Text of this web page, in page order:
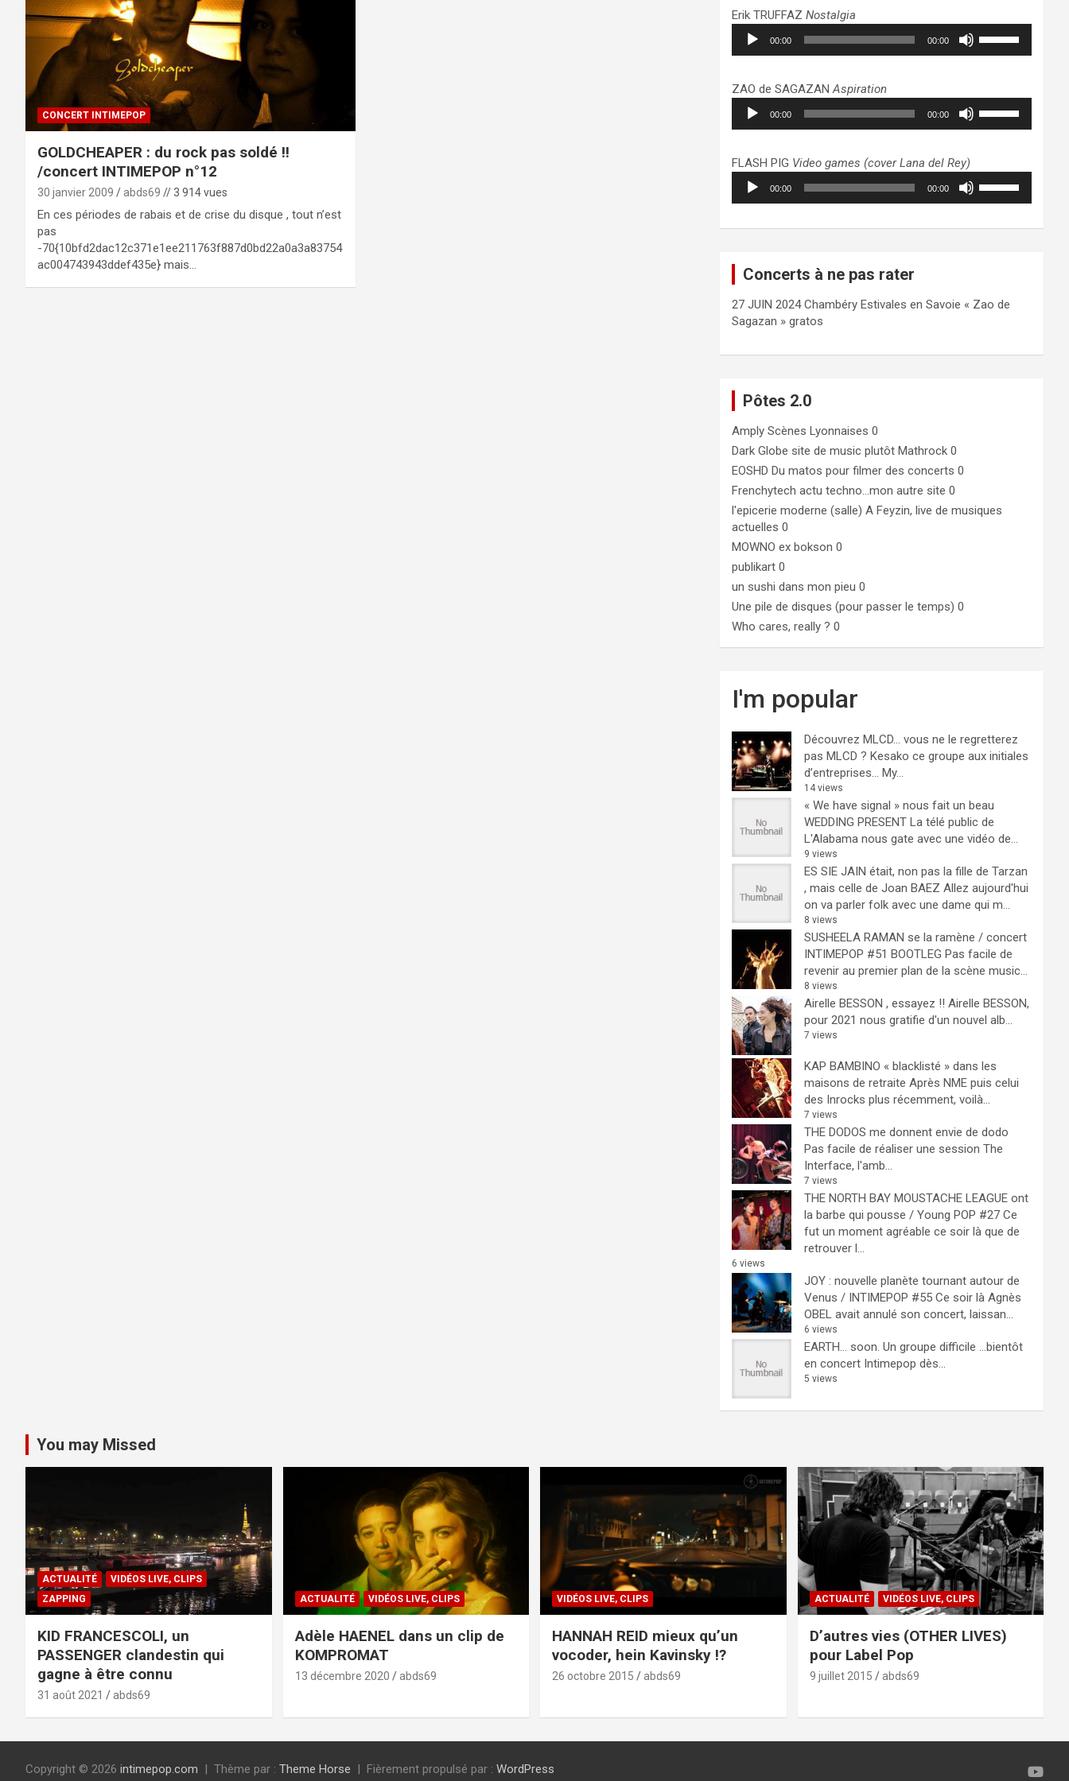
CONCERT INTIMEPOP
GOLDCHEAPER : du rock pas soldé !!
/concert INTIMEPOP n°12
30 janvier 2009 abds69 // 3 914 vues
En ces périodes de rabais et de crise du disque , tout n’est
pas
-70{10bfd2dac12c371e1ee211763f887d0bd22a0a3a83754
ac004743943ddef435e} mais…
pour
augmenter
ou
volume.
Erik TRUFFAZNostalgia
Lecteur
audio
00:00 00:00
pour
augmenter
ou
volume.
ZAO de SAGAZANAspiration
Lecteur
audio
00:00 00:00
pour
augmenter
ou
FLASH PIG Video games (cover Lana del Rey)
Lecteur
audio
00:00 00:00
haut/bas
le
Concerts à ne pas rater
27 JUIN 2024 Chambéry Estivales en Savoie « Zao de
Sagazan » gratos
Pôtes 2.0
Amply Scènes Lyonnaises 0
Dark Globe site de music plutôt Mathrock 0
EOSHD Du matos pour filmer des concerts 0
Frenchytech actu techno…mon autre site 0
l'epicerie moderne (salle) A Feyzin, live de musiques
actuelles 0
MOWNO ex bokson 0
publikart 0
un sushi dans mon pieu 0
Une pile de disques (pour passer le temps) 0
Who cares, really ? 0
I'm popular
Découvrez MLCD… vous ne le regretterez
pas MLCD ? Kesako ce groupe aux initiales
d’entreprises… My...
14 views
« We have signal » nous fait un beau
WEDDING PRESENT La télé public de
L'Alabama nous gate avec une vidéo de...
9 views
ES SIE JAIN était, non pas la fille de Tarzan
, mais celle de Joan BAEZ Allez aujourd'hui
on va parler folk avec une dame qui m...
8 views
SUSHEELA RAMAN se la ramène / concert
INTIMEPOP #51 BOOTLEG Pas facile de
revenir au premier plan de la scène music...
8 views
Airelle BESSON , essayez !! Airelle BESSON,
pour 2021 nous gratifie d'un nouvel alb...
7 views
KAP BAMBINO « blacklisté » dans les
maisons de retraite Après NME puis celui
des Inrocks plus récemment, voilà...
7 views
THE DODOS me donnent envie de dodo
Pas facile de réaliser une session The
Interface, l'amb...
7 views
THE NORTH BAY MOUSTACHE LEAGUE ont
la barbe qui pousse / Young POP #27 Ce
fut un moment agréable ce soir là que de
retrouver l...
6 views
JOY : nouvelle planète tournant autour de
Venus / INTIMEPOP #55 Ce soir là Agnès
OBEL avait annulé son concert, laissan...
6 views
EARTH… soon. Un groupe difficile ...bientôt
en concert Intimepop dès...
5 views
You may Missed
ACTUALITÉ
VIDÉOS LIVE, CLIPS
ZAPPING
KID FRANCESCOLI, un
PASSENGER clandestin qui
gagne à être connu
31 août 2021 abds69
ACTUALITÉ VIDÉOS LIVE, CLIPS
Adèle HAENEL dans un clip de
KOMPROMAT
13 décembre 2020 abds69
VIDÉOS LIVE, CLIPS
HANNAH REID mieux qu’un
vocoder, hein Kavinsky !?
26 octobre 2015 abds69
ACTUALITÉ VIDÉOS LIVE, CLIPS
D’autres vies (OTHER LIVES)
pour Label Pop
9 juillet 2015 abds69
Copyright © 2026 intimepop.com Thème par : Theme Horse Fièrement propulsé par : WordPress